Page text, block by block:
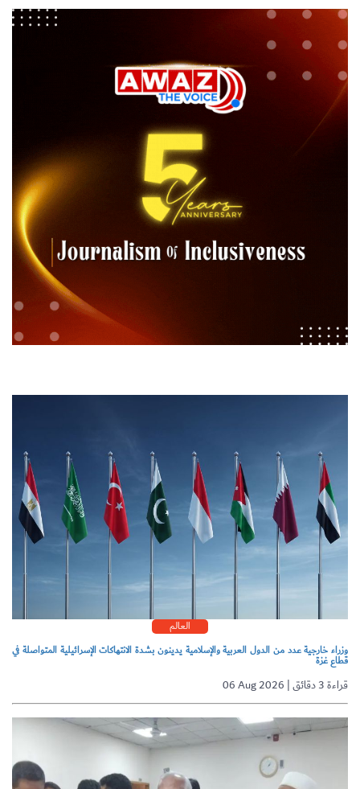
العالم
وزراء خارجية عدد من الدول العربية والإسلامية يدينون بشدة الانتهاكات الإسرائيلية المتواصلة في
قطاع غزة
06 Aug 2026 | قراءة 3 دقائق